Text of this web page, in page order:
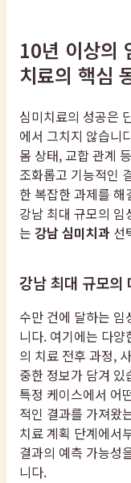
10년 이상의
치료의 핵심
심미치료의 성공은
에서 그치지 않습니
몸 상태, 교합 관계
조화롭고 기능적인
한 복잡한 과제를
강남 최대 규모의
는 강남 심미치과 선
강남 최대 규모의
수만 건에 달하는
니다. 여기에는 다
의 치료 전후 과정,
중한 정보가 담겨
특정 케이스에서 어
적인 결과를 가져왔
치료 계획 단계에서
결과의 예측 가능성
니다.